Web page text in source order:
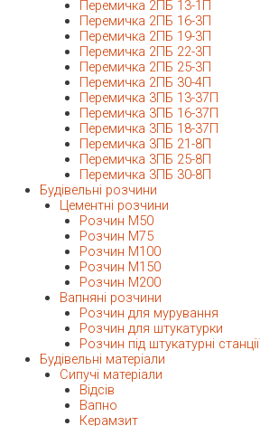
Перемичка 2ПБ 13-1П
Перемичка 2ПБ 16-3П
Перемичка 2ПБ 19-3П
Перемичка 2ПБ 22-3П
Перемичка 2ПБ 25-3П
Перемичка 2ПБ 30-4П
Перемичка 3ПБ 13-37П
Перемичка 3ПБ 16-37П
Перемичка 3ПБ 18-37П
Перемичка 3ПБ 21-8П
Перемичка 3ПБ 25-8П
Перемичка 3ПБ 30-8П
Будівельні розчини
Цементні розчини
Розчин М50
Розчин М75
Розчин М100
Розчин М150
Розчин М200
Вапняні розчини
Розчин для мурування
Розчин для штукатурки
Розчин під штукатурні станції
Будівельні матеріали
Сипучі матеріали
Відсів
Вапно
Керамзит